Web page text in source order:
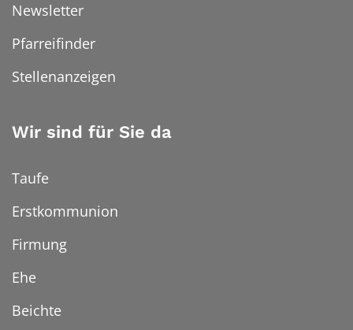
Newsletter
Pfarreifinder
Stellenanzeigen
Wir sind für Sie da
Taufe
Erstkommunion
Firmung
Ehe
Beichte